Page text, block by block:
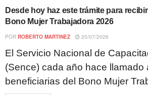
Desde hoy haz este trámite para
Bono Mujer Trabajadora 2026
POR ROBERTO MARTINEZ 20/07/2026
El Servicio Nacional de
(Sence) cada año hace llamado
beneficiarias del Bono Mujer